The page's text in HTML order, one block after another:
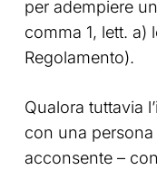
per adempiere
comma 1, lett. a)
Regolamento).
Qualora tuttavia
con una
acconsente –